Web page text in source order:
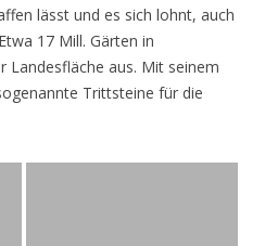
lässt und es sich lohnt, auch
17 Mill. Gärten in
Landesfläche aus. Mit seinem
Trittsteine für die